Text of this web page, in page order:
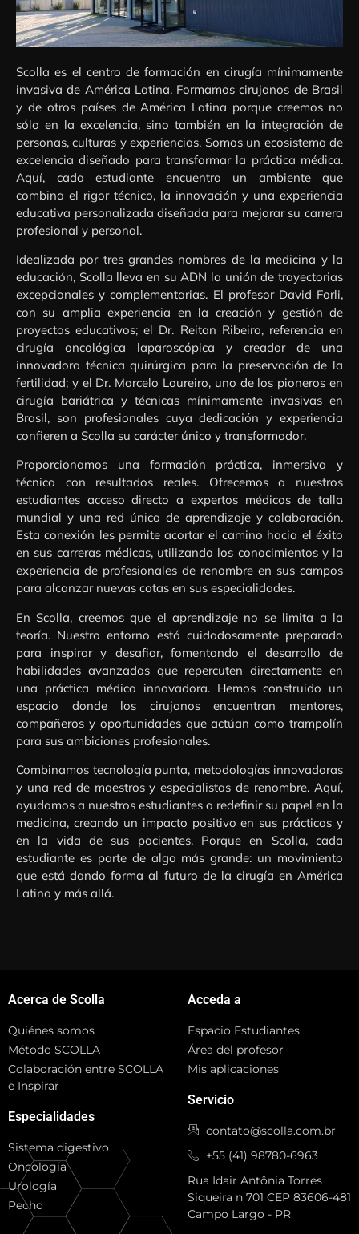
Scolla es el centro de formación en cirugía mínimamente
invasiva de América Latina. Formamos cirujanos de Brasil
y de otros países de América Latina porque creemos no
sólo en la excelencia, sino también en la integración de
personas, culturas y experiencias. Somos un ecosistema de
excelencia diseñado para transformar la práctica médica.
Aquí, cada estudiante encuentra un ambiente que
combina el rigor técnico, la innovación y una experiencia
educativa personalizada diseñada para mejorar su carrera
profesional y personal.
Idealizada por tres grandes nombres de la medicina y la
educación, Scolla lleva en su ADN la unión de trayectorias
excepcionales y complementarias. El profesor David Forli,
con su amplia experiencia en la creación y gestión de
proyectos educativos; el Dr. Reitan Ribeiro, referencia en
cirugía oncológica laparoscópica y creador de una
innovadora técnica quirúrgica para la preservación de la
fertilidad; y el Dr. Marcelo Loureiro, uno de los pioneros en
cirugía bariátrica y técnicas mínimamente invasivas en
Brasil, son profesionales cuya dedicación y experiencia
confieren a Scolla su carácter único y transformador.
Proporcionamos una formación práctica, inmersiva y
técnica con resultados reales. Ofrecemos a nuestros
estudiantes acceso directo a expertos médicos de talla
mundial y una red única de aprendizaje y colaboración.
Esta conexión les permite acortar el camino hacia el éxito
en sus carreras médicas, utilizando los conocimientos y la
experiencia de profesionales de renombre en sus campos
para alcanzar nuevas cotas en sus especialidades.
En Scolla, creemos que el aprendizaje no se limita a la
teoría. Nuestro entorno está cuidadosamente preparado
para inspirar y desafiar, fomentando el desarrollo de
habilidades avanzadas que repercuten directamente en
una práctica médica innovadora. Hemos construido un
espacio donde los cirujanos encuentran mentores,
compañeros y oportunidades que actúan como trampolín
para sus ambiciones profesionales.
Combinamos tecnología punta, metodologías innovadoras
y una red de maestros y especialistas de renombre. Aquí,
ayudamos a nuestros estudiantes a redefinir su papel en la
medicina, creando un impacto positivo en sus prácticas y
en la vida de sus pacientes. Porque en Scolla, cada
estudiante es parte de algo más grande: un movimiento
que está dando forma al futuro de la cirugía en América
Latina y más allá.
Acerca de Scolla
Quiénes somos
Método SCOLLA
Colaboración entre SCOLLA
e Inspirar
Especialidades
Sistema digestivo
Oncología
Urología
Pecho
Acceda a
Espacio Estudiantes
Área del profesor
Mis aplicaciones
Servicio
contato@scolla.com.br
+55 (41) 98780-6963
Rua Idair Antônia Torres
Siqueira n 701 CEP 83606-481
Campo Largo - PR